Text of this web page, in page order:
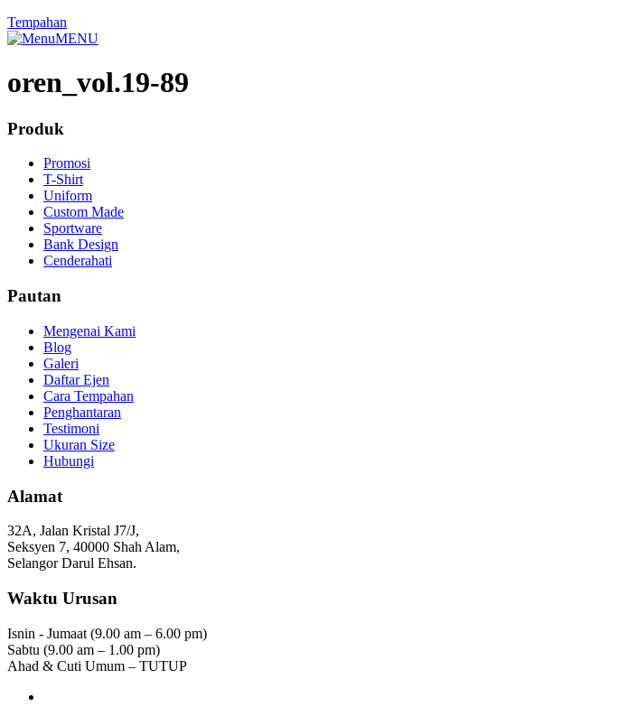
Tempahan
MENU
oren_vol.19-89
Produk
Promosi
T-Shirt
Uniform
Custom Made
Sportware
Bank Design
Cenderahati
Pautan
Mengenai Kami
Blog
Galeri
Daftar Ejen
Cara Tempahan
Penghantaran
Testimoni
Ukuran Size
Hubungi
Alamat
32A, Jalan Kristal J7/J,
Seksyen 7, 40000 Shah Alam,
Selangor Darul Ehsan.
Waktu Urusan
Isnin - Jumaat (9.00 am – 6.00 pm)
Sabtu (9.00 am – 1.00 pm)
Ahad & Cuti Umum – TUTUP